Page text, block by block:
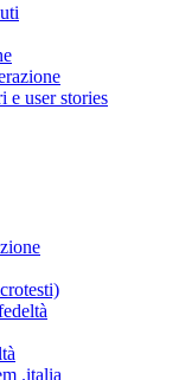
e user stories
.italia